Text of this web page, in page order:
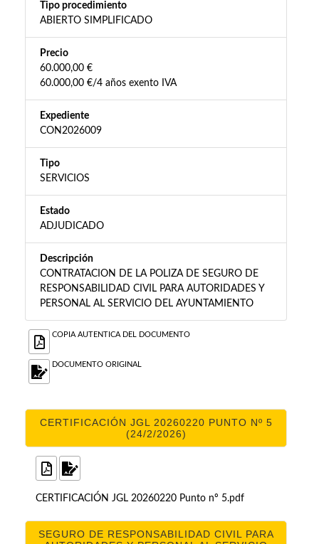
Tipo procedimiento
ABIERTO SIMPLIFICADO
Precio
60.000,00 €
60.000,00 €/4 años exento IVA
Expediente
CON2026009
Tipo
SERVICIOS
Estado
ADJUDICADO
Descripción
CONTRATACION DE LA POLIZA DE SEGURO DE
RESPONSABILIDAD CIVIL PARA AUTORIDADES Y
PERSONAL AL SERVICIO DEL AYUNTAMIENTO
COPIA AUTENTICA DEL DOCUMENTO
DOCUMENTO ORIGINAL
CERTIFICACIÓN JGL 20260220 PUNTO Nº 5
(24/2/2026)
CERTIFICACIÓN JGL 20260220 Punto nº 5.pdf
SEGURO DE RESPONSABILIDAD CIVIL PARA